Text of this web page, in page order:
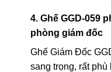
4. Ghế GGD-059
phòng giám đốc
Ghế Giám Đốc
sang trọng, rất